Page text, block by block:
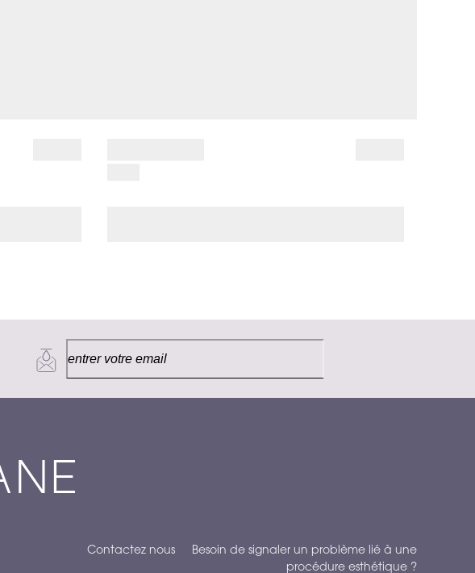
Contactez nous
Besoin de signaler un problème lié à une
procédure esthétique ?